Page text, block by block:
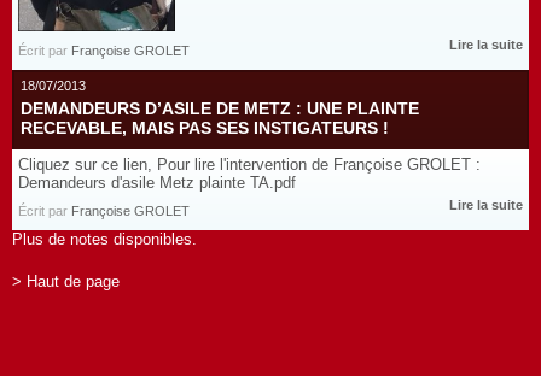
Écrit par Françoise GROLET Lire la suite
18/07/2013
DEMANDEURS D’ASILE DE METZ : UNE PLAINTE
RECEVABLE, MAIS PAS SES INSTIGATEURS !
Cliquez sur ce lien, Pour lire l'intervention de Françoise GROLET :
Demandeurs d'asile Metz plainte TA.pdf
Écrit par Françoise GROLET Lire la suite
Plus de notes disponibles.
> Haut de page